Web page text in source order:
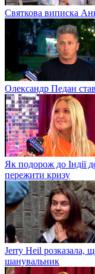
Святкова виписка
Олександр Педан
Як подорож до Індії
пережити кризу
Jerry Heil розказала,
шанувальник